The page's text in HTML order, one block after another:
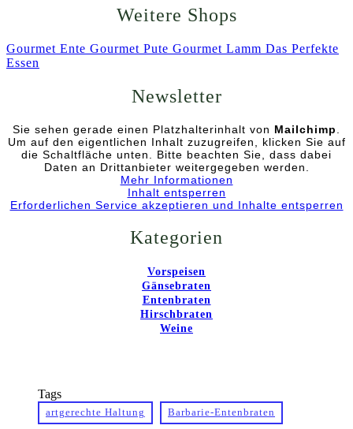
Weitere Shops
Gourmet Ente Gourmet Pute Gourmet Lamm Das Perfekte
Essen
Newsletter
Sie sehen gerade einen Platzhalterinhalt von Mailchimp
Um auf den eigentlichen Inhalt zuzugreifen, klicken Sie auf
die Schaltfläche unten. Bitte beachten Sie, dass dabei
Daten an Drittanbieter weitergegeben werden.
Mehr Informationen
Inhalt entsperren
Erforderlichen Service akzeptieren und Inhalte entsperren
Kategorien
Vorspeisen
Gänsebraten
Entenbraten
Hirschbraten
Weine
Tags
artgerechte Haltung Barbarie-Entenbraten